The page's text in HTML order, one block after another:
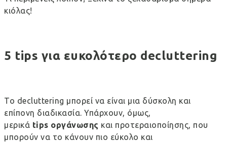
κιόλας!
5 tips για ευκολότερο decluttering
Το decluttering μπορεί να είναι μια δύσκολη και
επίπονη διαδικασία. Υπάρχουν, όμως,
μερικά tips οργάνωσης και προτεραιοποίησης, που
μπορούν να το κάνουν πιο εύκολο και